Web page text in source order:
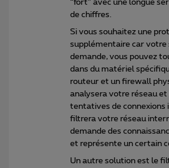
“fort” avec une longue
de chiffres.
Si vous souhaitez une
supplémentaire car votre
demande, vous pouvez
dans du matériel
routeur et un firewall
analysera votre réseau
tentatives de connexions
filtrera votre réseau
demande des
et représente un certain
Un autre solution est le